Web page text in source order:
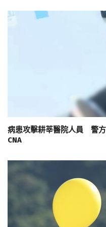
病患攻擊耕莘醫院人員 警
CNA